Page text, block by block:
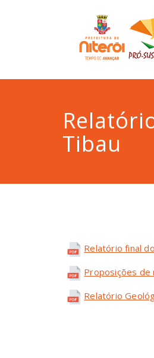
Tibau
Relatório final
Proposições de
Relatório